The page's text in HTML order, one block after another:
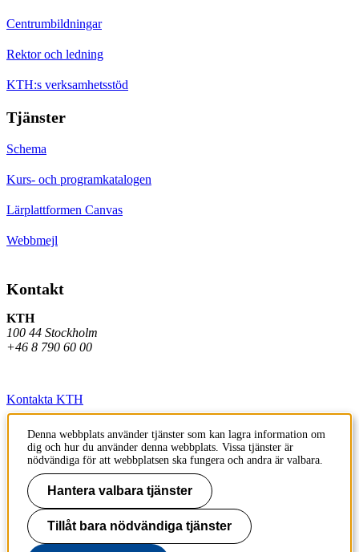
Centrumbildningar
Rektor och ledning
KTH:s verksamhetsstöd
Tjänster
Schema
Kurs- och programkatalogen
Lärplattformen Canvas
Webbmejl
Kontakt
KTH
100 44 Stockholm
+46 8 790 60 00
Kontakta KTH
Jobba på KTH
Press och media
Faktura och betalning KTH
Om KTH:s webbplatser
Denna webbplats använder tjänster som kan lagra information om
dig och hur du använder denna webbplats. Vissa tjänster är
nödvändiga för att webbplatsen ska fungera och andra är valbara.
Hantera valbara tjänster
Tillåt bara nödvändiga tjänster